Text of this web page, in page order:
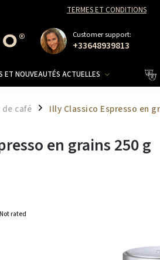
TERMES ET CONDITIONS
Customer support:
+33648939813
ET NOUVEAUTÉS ACTUELLES
café / Illy Classico Espresso en
en grains 250 g
Not rated